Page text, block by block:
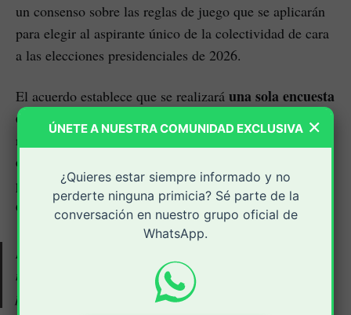
un consenso sobre las reglas de juego que se aplicarán
para elegir al aspirante único de la colectividad de cara
a las elecciones presidenciales de 2026.
El acuerdo establece que se realizará una sola encuesta
en octubre
respaldo ciudadano se convertirá automáticamente en el
candidato oficial
participará en la consulta interpartidista de la centro
derecha, programada para marzo del próximo año.
No habrá encuestas de eliminación; será una única
medición que definirá quién llevará las banderas del
partido a los comicios
×
ÚNETE A NUESTRA COMUNIDAD EXCLUSIVA
¿Quieres estar siempre informado y no
perderte ninguna primicia? Sé parte de la
conversación en nuestro grupo oficial de
WhatsApp.